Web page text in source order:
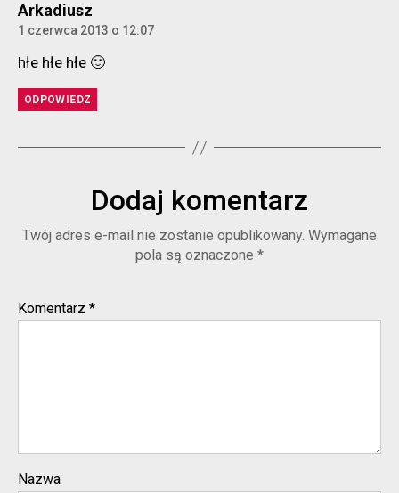
Arkadiusz
1 czerwca 2013 o 12:07
hłe hłe hłe 🙂
ODPOWIEDZ
Dodaj komentarz
Twój adres e-mail nie zostanie opublikowany. Wymagane
pola są oznaczone *
Komentarz *
Nazwa